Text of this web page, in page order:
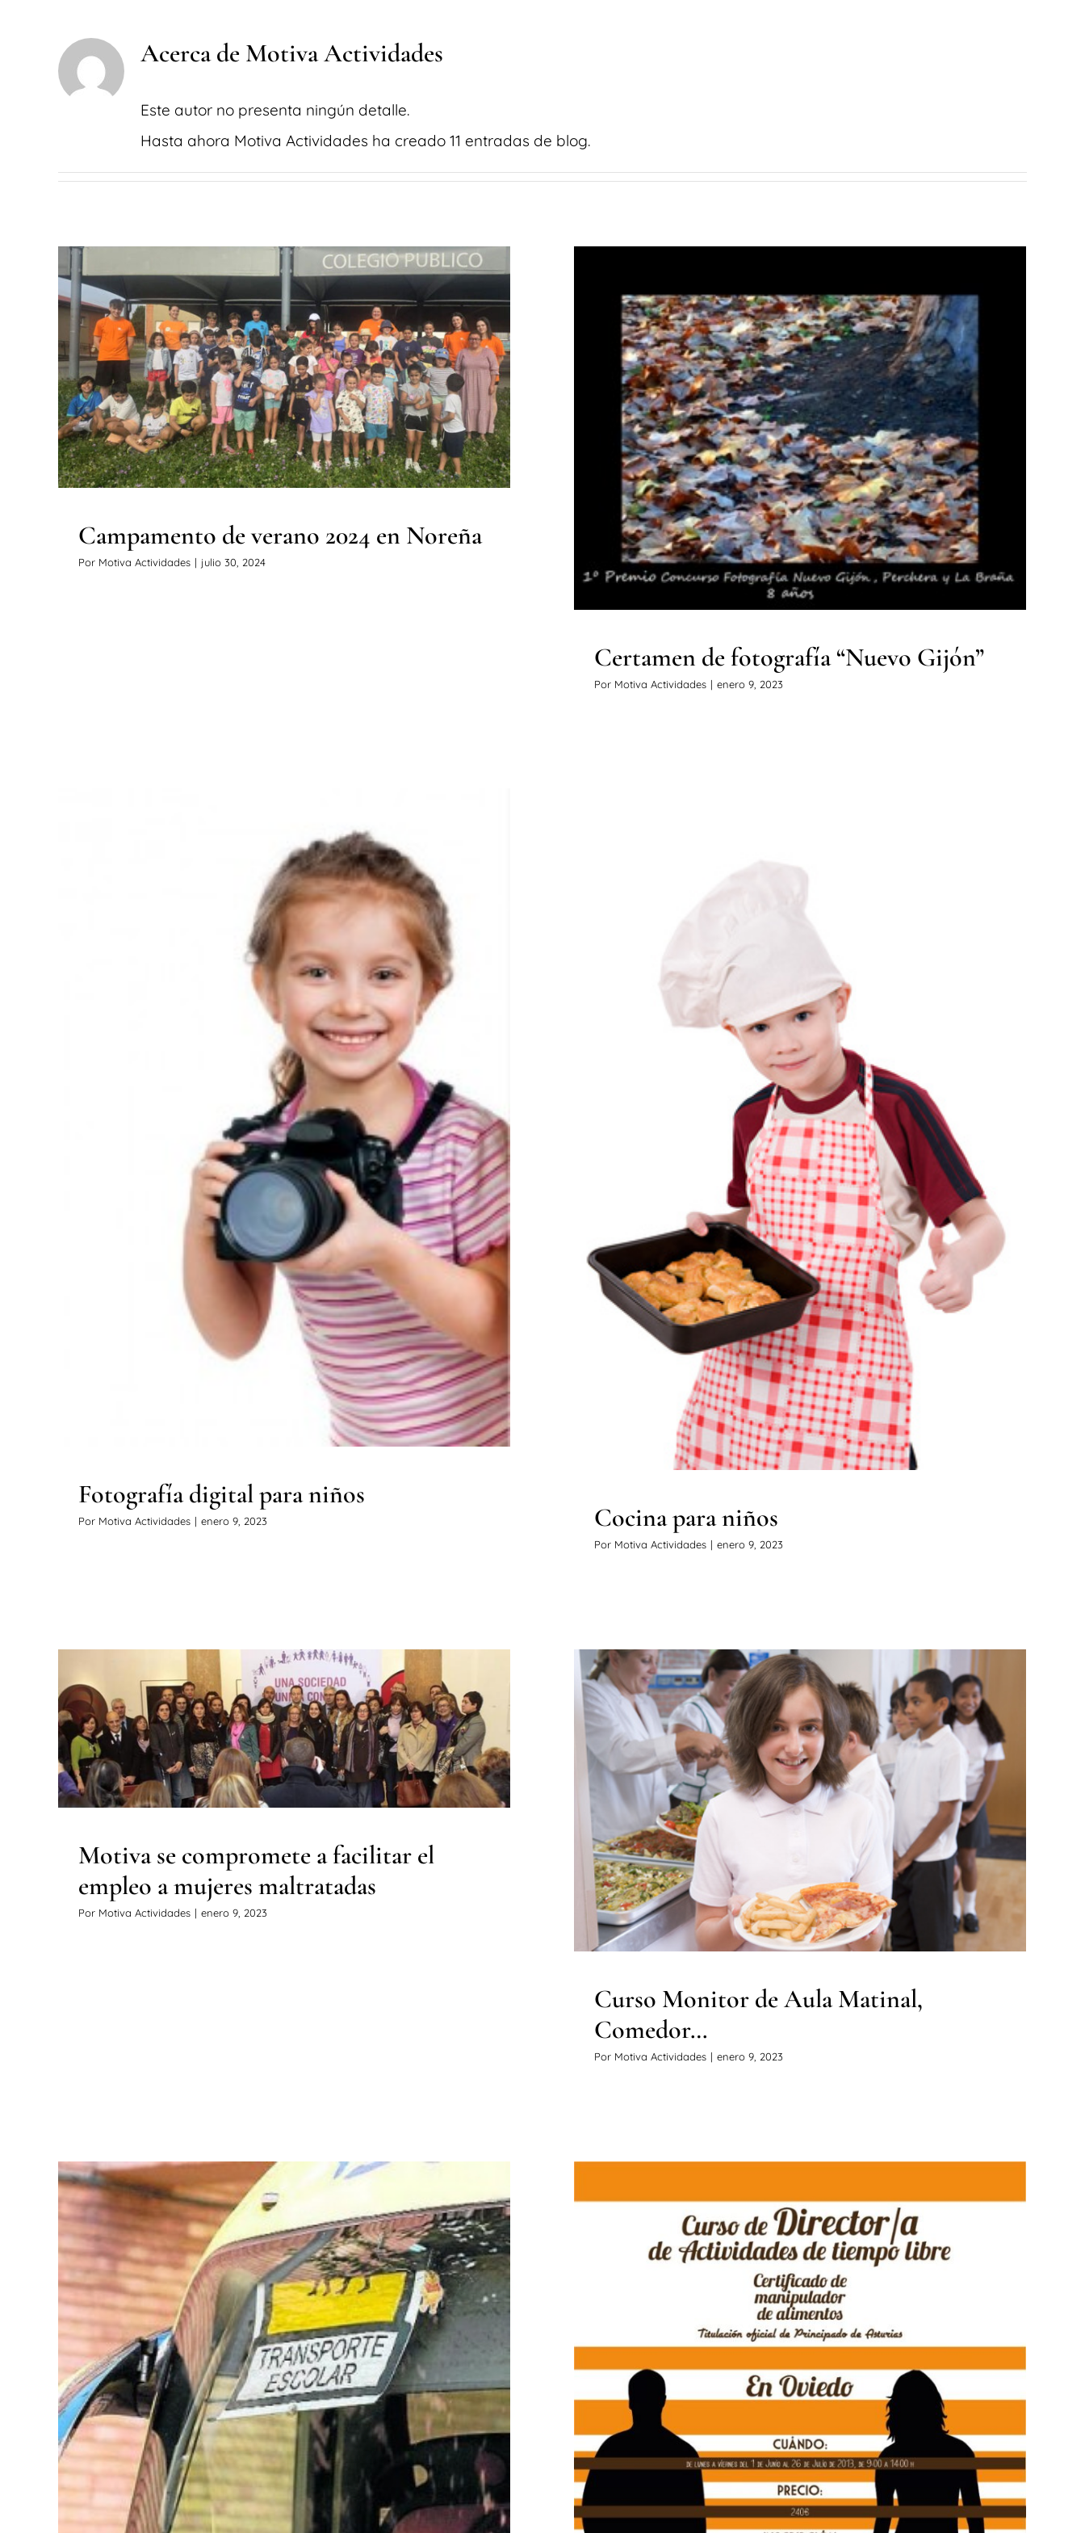
Acerca de Motiva Actividades
Este autor no presenta ningún detalle.
Hasta ahora Motiva Actividades ha creado 11 entradas de blog.
Campamento de verano 2024 en Noreña
Noticias
Campamento de verano 2024 en Noreña
Por Motiva Actividades | julio 30, 2024
Certamen de fotografía “Nuevo Gijón”
Noticias
Certamen de fotografía “Nuevo Gijón”
Por Motiva Actividades | enero 9, 2023
Fotografía digital para niños
Noticias
Fotografía digital para niños
Por Motiva Actividades | enero 9, 2023
Cocina para niños
Noticias
Cocina para niños
Por Motiva Actividades | enero 9, 2023
Motiva se compromete a facilitar el empleo
a mujeres maltratadas
Noticias
Motiva se compromete a facilitar el
empleo a mujeres maltratadas
Por Motiva Actividades | enero 9, 2023
Curso Monitor de Aula Matinal,
Comedor…
Curso Monitor de Aula Matinal,
Comedor…
Por Motiva Actividades | enero 9, 2023
Curso Acompañante Transporte Escolar
Noticias
Curso Director de Tiempo Libre en
Asturias
Noticias